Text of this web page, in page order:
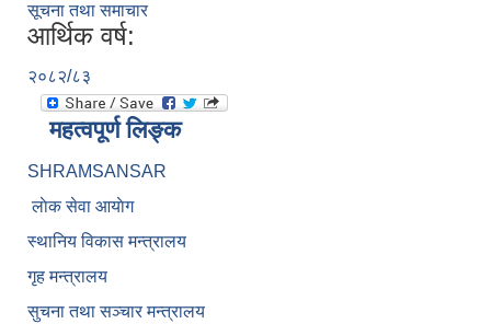
सूचना तथा समाचार
आर्थिक वर्ष:
२०८२/८३
महत्वपूर्ण लिङ्क
SHRAMSANSAR
लाेक सेवा आयाेग
स्थानिय विकास मन्त्रालय
गृह मन्त्रालय
सुचना तथा सञ्चार मन्त्रालय